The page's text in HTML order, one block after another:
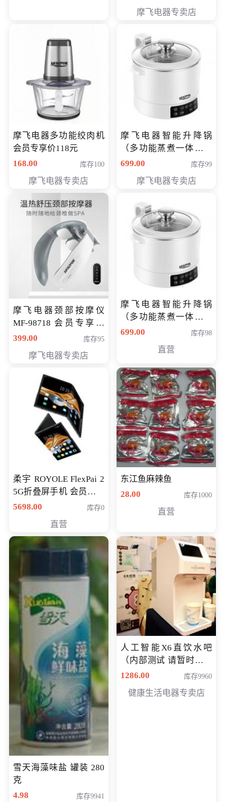
摩飞电器专卖店
摩飞电器多功能绞肉机
会员专享价118元
168.00
库存100
摩飞电器专卖店
摩飞电器智能升降锅
（多功能蒸煮一体锅）
（智能升降养生锅） 会
699.00 库存99
摩飞电器专卖店
摩飞电器颈部按摩仪
MF-98718 会员专享价
299元
399.00 库存95
摩飞电器专卖店
摩飞电器智能升降锅
（多功能蒸煮一体锅）
（智能升降养生锅） 会
699.00 库存98
直营
柔宇 ROYOLE FlexPai 2
5G折叠屏手机 会员专享
购买价格 4998元
5698.00 库存0
直营
东江鱼麻辣鱼
28.00
库存1000
直营
雪天海藻味盐 罐装 280
克
4.98
库存9941
人工智能X6直饮水吧
（内部测试 请暂时不要
购买）
1286.00 库存9960
健康生活电器专卖店